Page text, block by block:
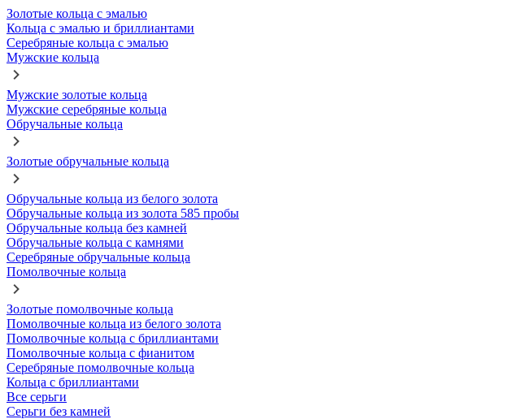
Золотые кольца с эмалью
Кольца с эмалью и бриллиантами
Серебряные кольца с эмалью
Мужские кольца
Мужские золотые кольца
Мужские серебряные кольца
Обручальные кольца
Золотые обручальные кольца
Обручальные кольца из белого золота
Обручальные кольца из золота 585 пробы
Обручальные кольца без камней
Обручальные кольца с камнями
Серебряные обручальные кольца
Помолвочные кольца
Золотые помолвочные кольца
Помолвочные кольца из белого золота
Помолвочные кольца с бриллиантами
Помолвочные кольца с фианитом
Серебряные помолвочные кольца
Кольца с бриллиантами
Все серьги
Серьги без камней